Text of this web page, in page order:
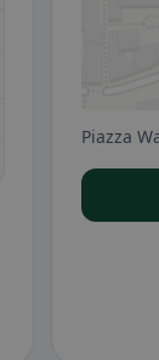
Piazza